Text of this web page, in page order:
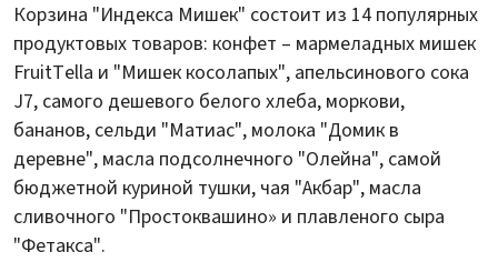
Корзина "Индекса Мишек" состоит из 14 популярных
продуктовых товаров: конфет – мармеладных мишек
FruitTella и "Мишек косолапых", апельсинового сока
J7, самого дешевого белого хлеба, моркови,
бананов, сельди "Матиас", молока "Домик в
деревне", масла подсолнечного "Олейна", самой
бюджетной куриной тушки, чая "Акбар", масла
сливочного "Простоквашино» и плавленого сыра
"Фетакса".